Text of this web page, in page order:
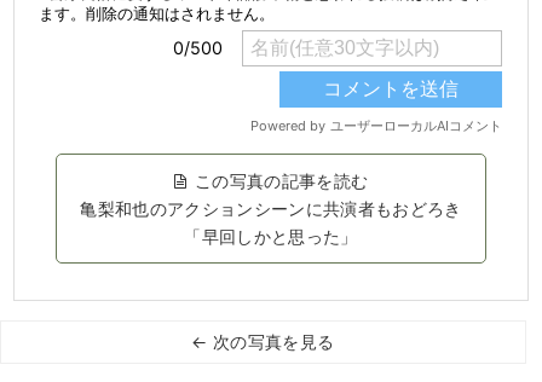
この写真の記事を読む
亀梨和也のアクションシーンに共演者もおどろき
「早回しかと思った」
← 次の写真を見る